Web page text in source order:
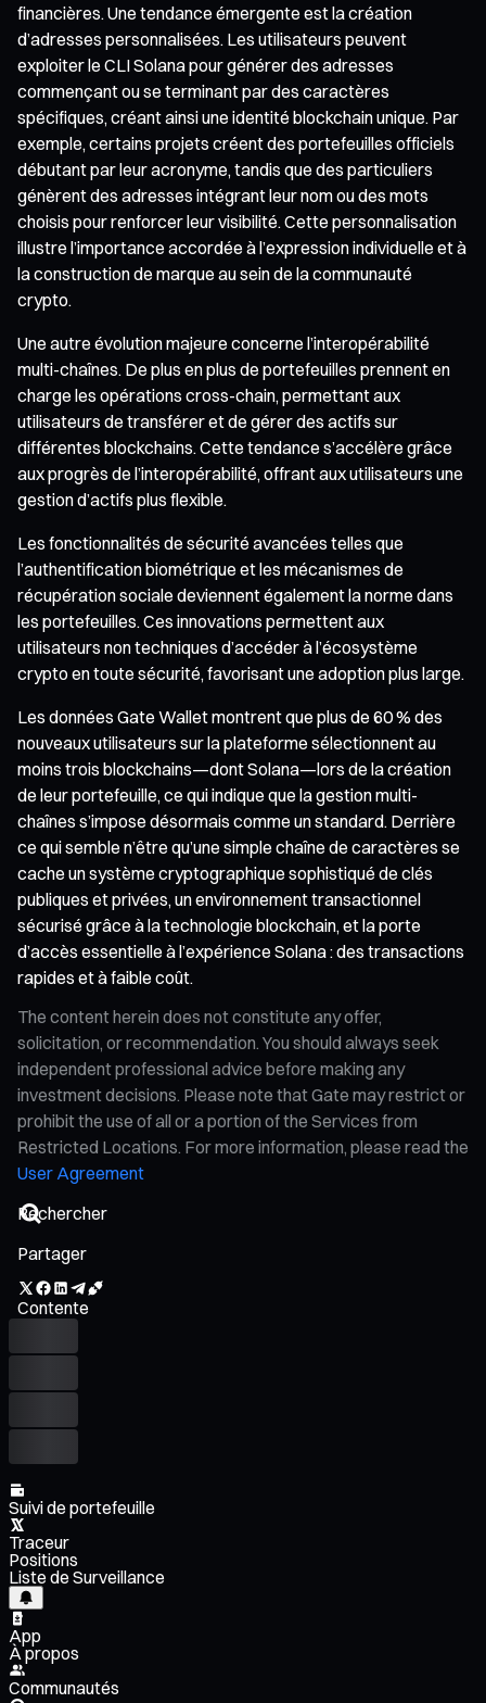
financières. Une tendance émergente est la création
d’adresses personnalisées. Les utilisateurs peuvent
exploiter le CLI Solana pour générer des adresses
commençant ou se terminant par des caractères
spécifiques, créant ainsi une identité blockchain unique. Par
exemple, certains projets créent des portefeuilles officiels
débutant par leur acronyme, tandis que des particuliers
génèrent des adresses intégrant leur nom ou des mots
choisis pour renforcer leur visibilité. Cette personnalisation
illustre l’importance accordée à l’expression individuelle et à
la construction de marque au sein de la communauté
crypto.
Une autre évolution majeure concerne l’interopérabilité
multi-chaînes. De plus en plus de portefeuilles prennent en
charge les opérations cross-chain, permettant aux
utilisateurs de transférer et de gérer des actifs sur
différentes blockchains. Cette tendance s’accélère grâce
aux progrès de l’interopérabilité, offrant aux utilisateurs une
gestion d’actifs plus flexible.
Les fonctionnalités de sécurité avancées telles que
l’authentification biométrique et les mécanismes de
récupération sociale deviennent également la norme dans
les portefeuilles. Ces innovations permettent aux
utilisateurs non techniques d’accéder à l’écosystème
crypto en toute sécurité, favorisant une adoption plus large.
Les données Gate Wallet montrent que plus de 60 % des
nouveaux utilisateurs sur la plateforme sélectionnent au
moins trois blockchains—dont Solana—lors de la création
de leur portefeuille, ce qui indique que la gestion multi-
chaînes s’impose désormais comme un standard. Derrière
ce qui semble n’être qu’une simple chaîne de caractères se
cache un système cryptographique sophistiqué de clés
publiques et privées, un environnement transactionnel
sécurisé grâce à la technologie blockchain, et la porte
d’accès essentielle à l’expérience Solana : des transactions
rapides et à faible coût.
The content herein does not constitute any offer,
solicitation, or recommendation. You should always seek
independent professional advice before making any
investment decisions. Please note that Gate may restrict or
prohibit the use of all or a portion of the Services from
Restricted Locations. For more information, please read the
User Agreement
Partager
Contente
Suivi de portefeuille
Traceur
Positions
Liste de Surveillance
App
À propos
Communautés